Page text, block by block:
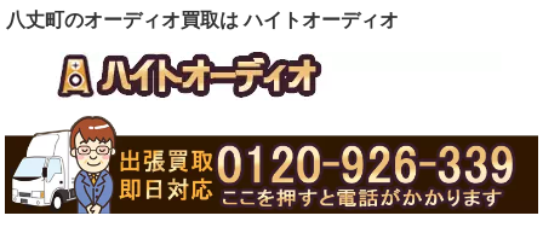
八丈町のオーディオ買取は ハイトオーディオ